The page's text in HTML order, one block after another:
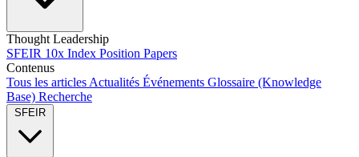
Thought Leadership
SFEIR 10x Index Position Papers
Contenus
Tous les articles Actualités Événements Glossaire (Knowledge
Base) Recherche
SFEIR